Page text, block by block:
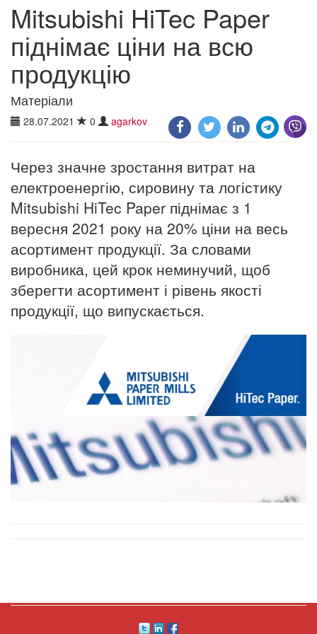
Mitsubishi HiTec Paper
піднімає ціни на всю
продукцію
Матеріали
28.07.2021 0 agarkov
Через значне зростання витрат на
електроенергію, сировину та логістику
Mitsubishi HiTec Paper піднімає з 1
вересня 2021 року на 20% ціни на весь
асортимент продукції. За словами
виробника, цей крок неминучий, щоб
зберегти асортимент і рівень якості
продукції, що випускається.